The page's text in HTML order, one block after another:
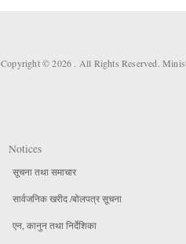
Copyright © 2026 . All Rights Reserved.
Notices
सूचना तथा समाचार
सार्वजनिक खरीद /बोलपत्र सूचना
एन, कानुन तथा निर्देशिका